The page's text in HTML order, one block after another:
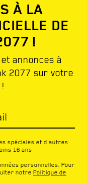
À LA
DE
!
annonces à
2077 sur votre
spéciales et d'autres
16 ans
personnelles. Pour
notre Politique de